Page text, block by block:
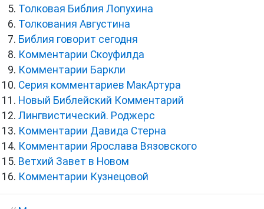
Толковая Библия Лопухина
Толкования Августина
Библия говорит сегодня
Комментарии Скоуфилда
Комментарии Баркли
Серия комментариев МакАртура
Новый Библейский Комментарий
Лингвистический. Роджерс
Комментарии Давида Стерна
Комментарии Ярослава Вязовского
Ветхий Завет в Новом
Комментарии Кузнецовой